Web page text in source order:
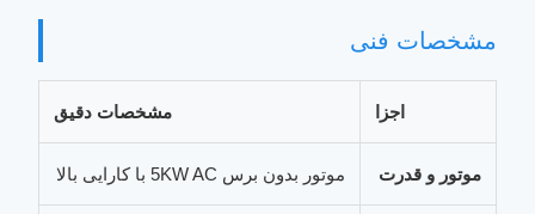
مشخصات فنی
اجزا مشخصات دقیق
موتور و قدرت موتور بدون برس 5KW AC با کارایی بالا